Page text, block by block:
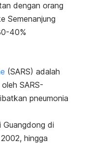
dengan orang
Semenanjung
40%
(SARS) adalah
SARS-
pneumonia
Guangdong di
hingga